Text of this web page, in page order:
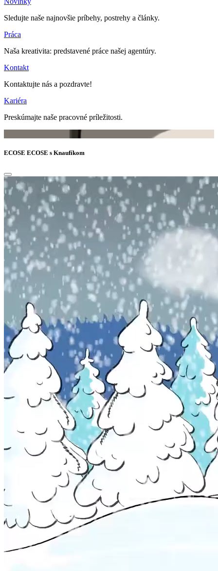
Sledujte naše najnovšie príbehy, postrehy a články.
Práca
Naša kreativita: predstavené práce našej agentúry.
Kontakt
Kontaktujte nás a pozdravte!
Kariéra
Preskúmajte naše pracovné príležitosti.
ECOSE ECOSE s Knaufíkom